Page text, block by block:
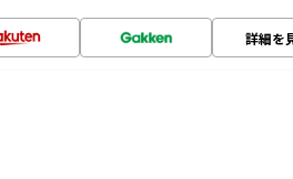
詳細を